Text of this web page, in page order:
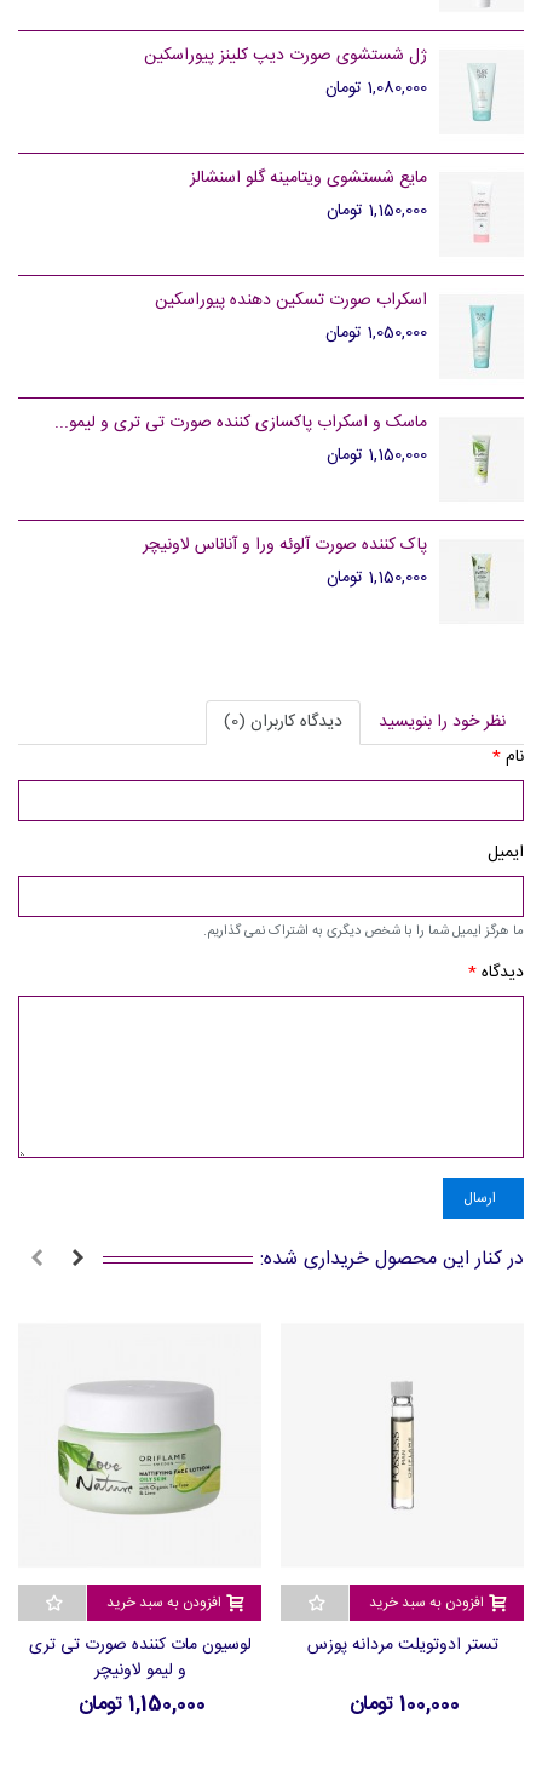
ژل شستشوی صورت دیپ کلینز پیوراسکین
1,080,000 تومان
مایع شستشوی ویتامینه گلو اسنشالز
1,150,000 تومان
اسکراب صورت تسکین دهنده پیوراسکین
1,050,000 تومان
ماسک و اسکراب پاکسازی کننده صورت تی تری و لیمو...
1,150,000 تومان
پاک کننده صورت آلوئه ورا و آناناس لاونیچر
1,150,000 تومان
نظر خود را بنویسید
دیدگاه کاربران (0)
نام*
ایمیل
ما هرگز ایمیل شما را با شخص دیگری به اشتراک نمی گذاریم.
دیدگاه*
ارسال
در کنار این محصول خریداری شده:
افزودن به سبد خرید
تستر ادوتویلت مردانه پوزس
100,000 تومان
افزودن به سبد خرید
لوسیون مات کننده صورت تی تری
و لیمو لاونیچر
1,150,000 تومان